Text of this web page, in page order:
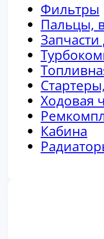
Фильтры
Пальцы,
Запчасти
Ходовая
Кабина